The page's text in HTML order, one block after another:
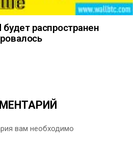
распространен
вам необходимо